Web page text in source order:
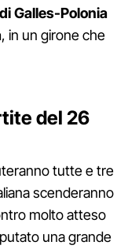
Galles-Polonia
, in un girone che
del 26
tutte e tre
scenderanno
molto atteso
una grande